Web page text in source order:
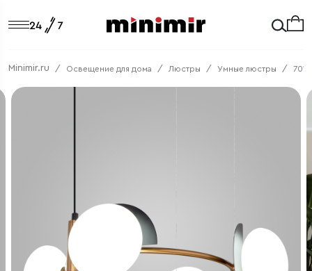
Minimir.ru Освещение для дома Люстры Умные люстры